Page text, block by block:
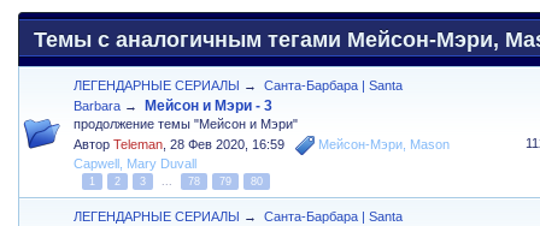
Темы с аналогичным тегами Мейсон-Мэри,
ЛЕГЕНДАРНЫЕ СЕРИАЛЫ →
Санта-Барбара | Santa
Barbara → Мейсон и Мэри - 3
продолжение темы "Мейсон и Мэри"
АвторTeleman ,28 Фев 2020, 16:59 Мейсон-Мэри Mason
Capwell
Mary Duvall
1 2 3 ... 78 79 80
ЛЕГЕНДАРНЫЕ СЕРИАЛЫ →
Санта-Барбара | Santa